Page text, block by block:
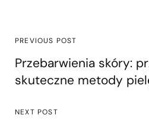
PREVIOUS POST
Przebarwienia skóry:
skuteczne metody
NEXT POST